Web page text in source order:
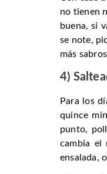
no tienen
buena, si
se note,
más
4)
Para los
quince
punto,
cambia el
ensalada,